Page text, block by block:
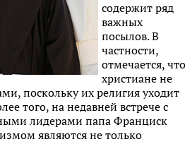
содержит ряд
важных
посылов. В
частности,
отмечается, что
христиане не
поскольку их религия уходит
того, на недавней встрече с
лидерами папа Франциск
являются не только